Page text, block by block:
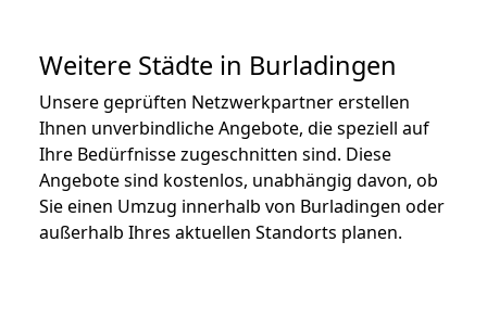
Weitere Städte in Burladingen
Unsere geprüften Netzwerkpartner erstellen
Ihnen unverbindliche Angebote, die speziell auf
Ihre Bedürfnisse zugeschnitten sind. Diese
Angebote sind kostenlos, unabhängig davon, ob
Sie einen Umzug innerhalb von Burladingen oder
außerhalb Ihres aktuellen Standorts planen.